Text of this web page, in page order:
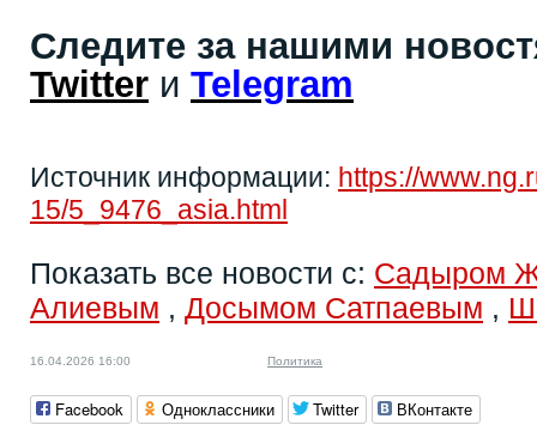
Следите за нашими
Twitter и Telegram
Источник информации: https://
15/5_9476_asia.html
Показать все новости с: Садыром
Алиевым , Досымом Сатпаевым ,
16.04.2026 16:00 Политика
Facebook Одноклассники Twitter ВКонтакте